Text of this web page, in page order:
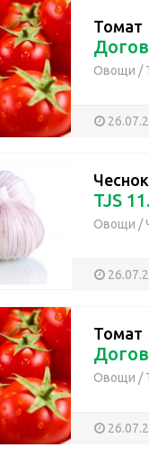
Томат
Овощи /
Чеснок
TJS
Овощи /
Томат
Овощи /